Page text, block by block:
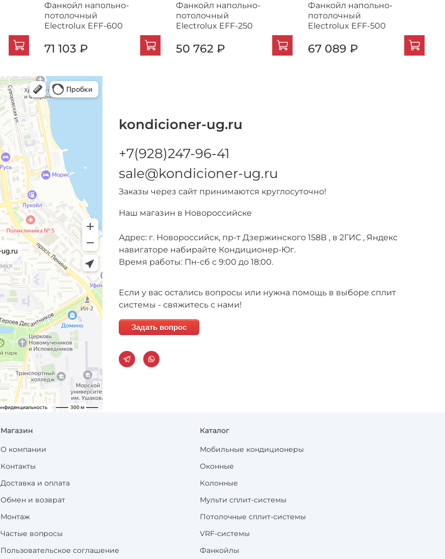
Фанкойл напольно-
потолочный
Electrolux EFF-600
71 103 ₽
Фанкойл напольно-
потолочный
Electrolux EFF-250
50 762 ₽
Фанкойл напольно-
потолочный
Electrolux EFF-500
67 089 ₽
kondicioner-ug.ru
+7(928)247-96-41
sale@kondicioner-ug.ru
Заказы через сайт принимаются круглосуточно!
Наш магазин в Новороссийске
Адрес: г. Новороссийск, пр-т Дзержинского 158В , в 2ГИС , Яндекс
навигаторе набирайте Кондиционер-Юг.
Время работы: Пн-сб с 9:00 до 18:00.
Если у вас остались вопросы или нужна помощь в выборе сплит
системы - свяжитесь с нами!
Задать вопрос
Магазин
О компании
Контакты
Доставка и оплата
Обмен и возврат
Монтаж
Частые вопросы
Пользовательское соглашение
Каталог
Мобильные кондиционеры
Оконные
Колонные
Мульти сплит-системы
Потолочные сплит-системы
VRF-системы
Фанкойлы